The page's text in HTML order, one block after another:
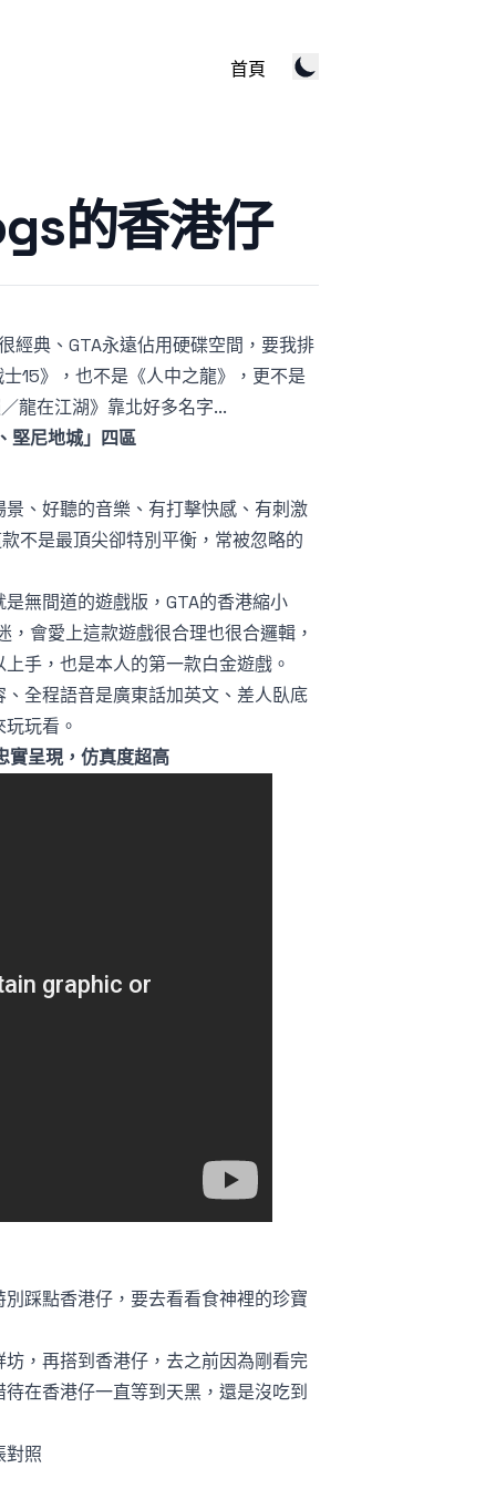
首頁
的香港仔
經典、GTA永遠佔用硬碟空間，要我排
15》，也不是《人中之龍》，更不是
龍在江湖》靠北好多名字...
堅尼地城」四區
、好聽的音樂、有打擊快感、有刺激
不是最頂尖卻特別平衡，常被忽略的
無間道的遊戲版，GTA的香港縮小
會愛上這款遊戲很合理也很合邏輯，
手，也是本人的第一款白金遊戲。
全程語音是廣東話加英文、差人臥底
玩看。
實呈現，仿真度超高
踩點香港仔，要去看看食神裡的珍寶
，再搭到香港仔，去之前因為剛看完
在香港仔一直等到天黑，還是沒吃到
對照